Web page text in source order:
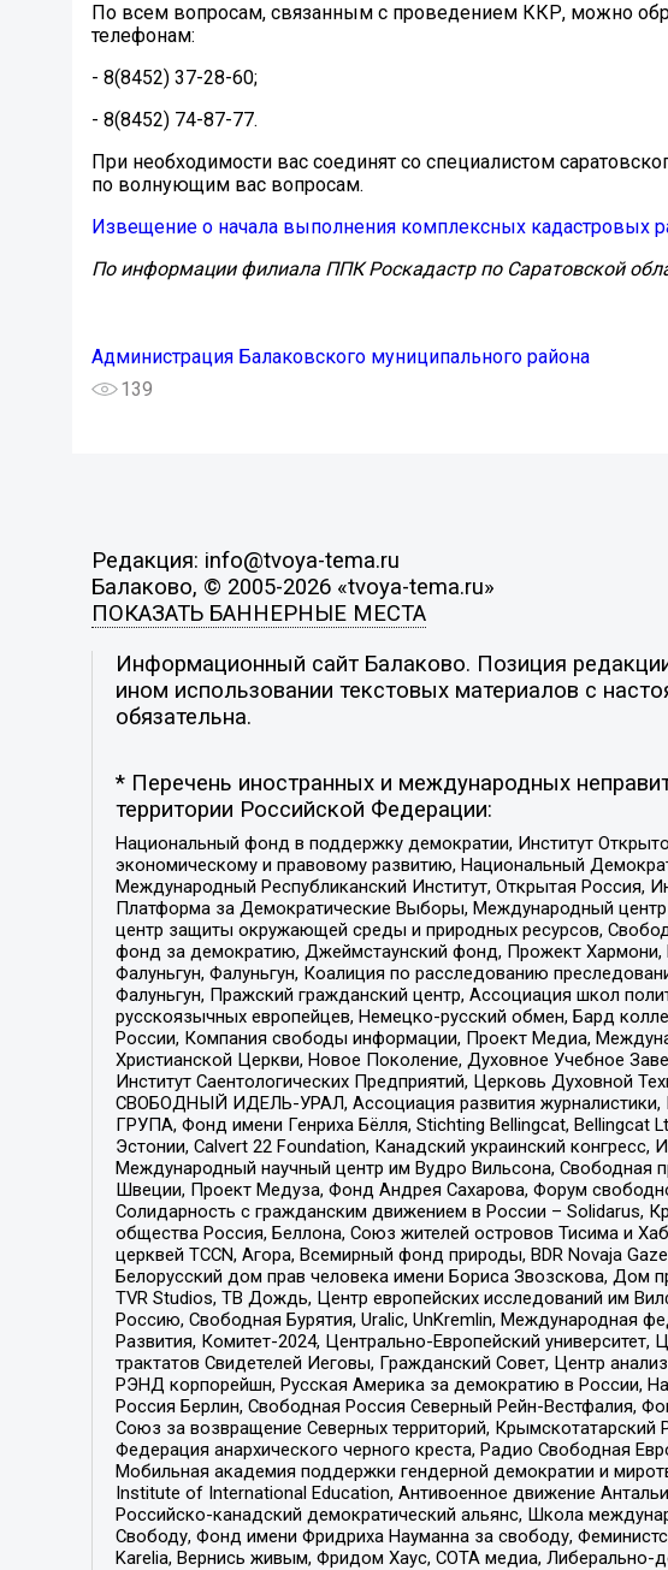
По всем вопросам, связанным с проведением ККР, можно
телефонам:
- 8(8452) 37-28-60;
- 8(8452) 74-87-77.
При необходимости вас соединят со специалистом
по волнующим вас вопросам.
Извещение о начала выполнения комплексных кадастровых
По информации филиала ППК Роскадастр по Саратовской
Администрация Балаковского муниципального района
139
Редакция: info@tvoya-tema.ru
Балаково, © 2005-2026 «tvoya-tema.ru»
ПОКАЗАТЬ БАННЕРНЫЕ МЕСТА
Информационный сайт Балаково. Позиция
ином использовании текстовых материалов с
обязательна.
* Перечень иностранных и международных
территории Российской Федерации:
Национальный фонд в поддержку демократии, Институт
экономическому и правовому развитию, Национальный
Международный Республиканский Институт, Открытая Россия,
Платформа за Демократические Выборы, Международный
центр защиты окружающей среды и природных ресурсов,
фонд за демократию, Джеймстаунский фонд, Прожект Хармони,
Фалуньгун, Фалуньгун, Коалиция по расследованию
Фалуньгун, Пражский гражданский центр, Ассоциация школ
русскоязычных европейцев, Немецко-русский обмен, Бард
России, Компания свободы информации, Проект Медиа,
Христианской Церкви, Новое Поколение, Духовное Учебное
Институт Саентологических Предприятий, Церковь Духовной
СВОБОДНЫЙ ИДЕЛЬ-УРАЛ, Ассоциация развития
ГРУПА, Фонд имени Генриха Бёлля, Stichting Bellingcat, Bellingcat
Эстонии, Calvert 22 Foundation, Канадский украинский
Международный научный центр им Вудро Вильсона, Свободная
Швеции, Проект Медуза, Фонд Андрея Сахарова, Форум
Солидарность с гражданским движением в России – Solidarus,
общества Россия, Беллона, Союз жителей островов Тисима и
церквей TCCN, Агора, Всемирный фонд природы, BDR Novaja
Белорусский дом прав человека имени Бориса Звозскова, Дом
TVR Studios, ТВ Дождь, Центр европейских исследований им
Россию, Свободная Бурятия, Uralic, UnKremlin, Международная
Развития, Комитет-2024, Центрально-Европейский
трактатов Свидетелей Иеговы, Гражданский Совет, Центр
РЭНД корпорейшн, Русская Америка за демократию в России,
Россия Берлин, Свободная Россия Северный Рейн-Вестфалия,
Союз за возвращение Северных территорий,
Федерация анархического черного креста, Радио Свободная
Мобильная академия поддержки гендерной демократии и
Institute of International Education, Антивоенное движение
Российско-канадский демократический альянс, Школа
Свободу, Фонд имени Фридриха Науманна за свободу,
Karelia, Вернись живым, Фридом Хаус, СОТА медиа, Либерально-